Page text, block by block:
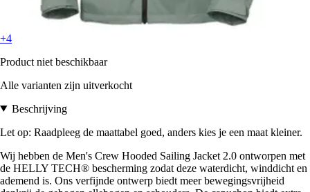
+4
Product niet beschikbaar
Alle varianten zijn uitverkocht
Beschrijving
Let op: Raadpleeg de maattabel goed, anders kies je een maat kleiner.
Wij hebben de Men's Crew Hooded Sailing Jacket 2.0 ontworpen met
de HELLY TECH® bescherming zodat deze waterdicht, winddicht en
ademend is. Ons verfijnde ontwerp biedt meer bewegingsvrijheid